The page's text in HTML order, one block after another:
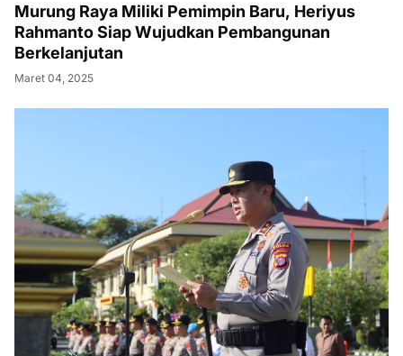
Murung Raya Miliki Pemimpin Baru, Heriyus
Rahmanto Siap Wujudkan Pembangunan
Berkelanjutan
Maret 04, 2025